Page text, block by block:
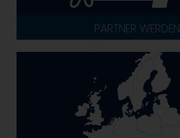
PARTNER WERDEN